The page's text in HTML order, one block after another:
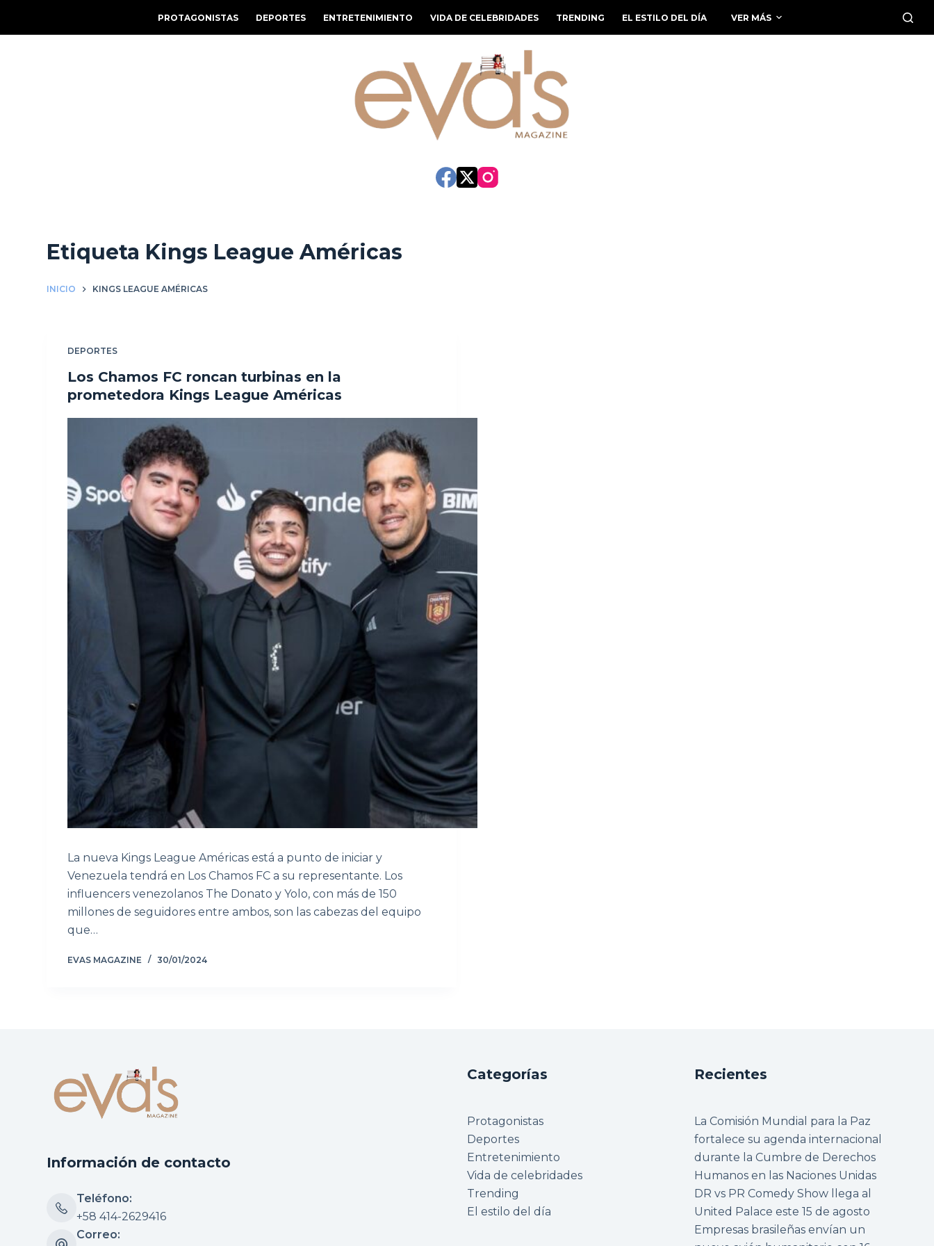
a
PROTAGONISTAS DEPORTES ENTRETENIMIENTO VIDA DE CELEBRIDADES TRENDING EL ESTILO DEL DÍA VER MÁS
Etiqueta Kings League Américas
INICIO KINGS LEAGUE AMÉRICAS
DEPORTES
Los Chamos FC roncan turbinas en la
prometedora Kings League Américas
La nueva Kings League Américas está a punto de iniciar y
Venezuela tendrá en Los Chamos FC a su representante. Los
influencers venezolanos The Donato y Yolo, con más de 150
millones de seguidores entre ambos, son las cabezas del equipo
que…
EVAS MAGAZINE 30/01/2024
Información de contacto
Teléfono:
+58 414-2629416
Correo:
Categorías
Protagonistas
Deportes
Entretenimiento
Vida de celebridades
Trending
El estilo del día
Recientes
La Comisión Mundial para la Paz
fortalece su agenda internacional
durante la Cumbre de Derechos
Humanos en las Naciones Unidas
DR vs PR Comedy Show llega al
United Palace este 15 de agosto
Empresas brasileñas envían un